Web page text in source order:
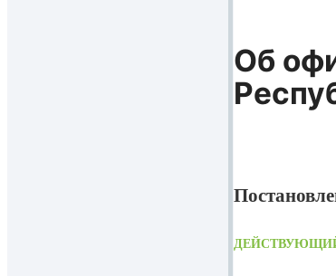
Об